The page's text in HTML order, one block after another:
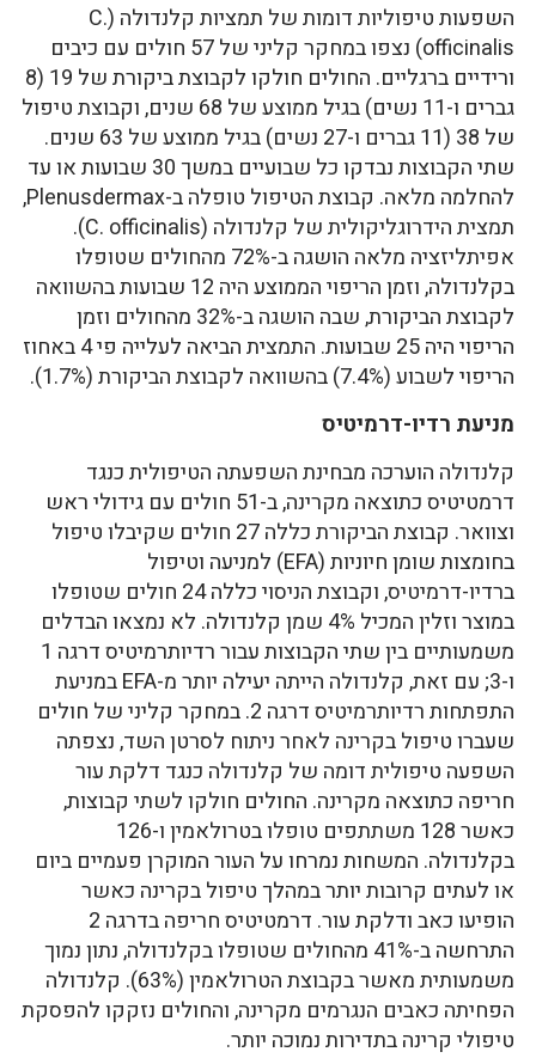
השפעות טיפוליות דומות של תמציות קלנדולה (C.
officinalis) נצפו במחקר קליני של 57 חולים עם כיבים
ורידיים ברגליים. החולים חולקו לקבוצת ביקורת של 19 (8
גברים ו-11 נשים) בגיל ממוצע של 68 שנים, וקבוצת טיפול
של 38 (11 גברים ו-27 נשים) בגיל ממוצע של 63 שנים.
שתי הקבוצות נבדקו כל שבועיים במשך 30 שבועות או עד
להחלמה מלאה. קבוצת הטיפול טופלה ב-Plenusdermax,
תמצית הידרוגליקולית של קלנדולה (C. officinalis).
אפיתליזציה מלאה הושגה ב-72% מהחולים שטופלו
בקלנדולה, וזמן הריפוי הממוצע היה 12 שבועות בהשוואה
לקבוצת הביקורת, שבה הושגה ב-32% מהחולים וזמן
הריפוי היה 25 שבועות. התמצית הביאה לעלייה פי 4 באחוז
הריפוי לשבוע (7.4%) בהשוואה לקבוצת הביקורת (1.7%).
מניעת רדיו-דרמיטיס
קלנדולה הוערכה מבחינת השפעתה הטיפולית כנגד
דרמטיטיס כתוצאה מקרינה, ב-51 חולים עם גידולי ראש
וצוואר. קבוצת הביקורת כללה 27 חולים שקיבלו טיפול
בחומצות שומן חיוניות (EFA) למניעה וטיפול
ברדיו-דרמיטיס, וקבוצת הניסוי כללה 24 חולים שטופלו
במוצר וזלין המכיל 4% שמן קלנדולה. לא נמצאו הבדלים
משמעותיים בין שתי הקבוצות עבור רדיותרמיטיס דרגה 1
ו-3; עם זאת, קלנדולה הייתה יעילה יותר מ-EFA במניעת
התפתחות רדיותרמיטיס דרגה 2. במחקר קליני של חולים
שעברו טיפול בקרינה לאחר ניתוח לסרטן השד, נצפתה
השפעה טיפולית דומה של קלנדולה כנגד דלקת עור
חריפה כתוצאה מקרינה. החולים חולקו לשתי קבוצות,
כאשר 128 משתתפים טופלו בטרולאמין ו-126
בקלנדולה. המשחות נמרחו על העור המוקרן פעמיים ביום
או לעתים קרובות יותר במהלך טיפול בקרינה כאשר
הופיעו כאב ודלקת עור. דרמטיטיס חריפה בדרגה 2
התרחשה ב-41% מהחולים שטופלו בקלנדולה, נתון נמוך
משמעותית מאשר בקבוצת הטרולאמין (63%). קלנדולה
הפחיתה כאבים הנגרמים מקרינה, והחולים נזקקו להפסקת
טיפולי קרינה בתדירות נמוכה יותר.